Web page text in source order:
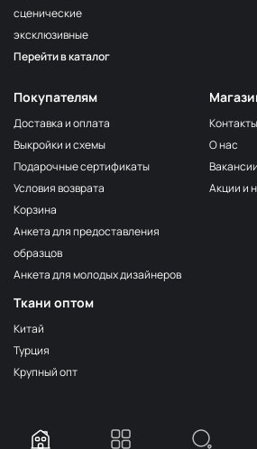
сценические
эксклюзивные
Перейти в каталог
Покупателям
Доставка и оплата
Выкройки и схемы
Подарочные сертификаты
Условия возврата
Корзина
Анкета для предоставления
образцов
Анкета для молодых дизайнеров
Ткани оптом
Китай
Турция
Крупный опт
Контакты
О нас
Вакансии
Акции и